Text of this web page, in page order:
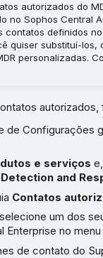
autorizados do
no Sophos Central
contatos definidos
quiser substituí-los,
personalizadas.
de Configurações
e serviços
and
Contatos
um dos
Enterprise no
de contato do